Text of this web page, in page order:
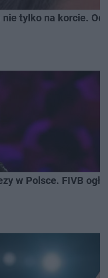
tylko na korcie.
w Polsce. FIVB